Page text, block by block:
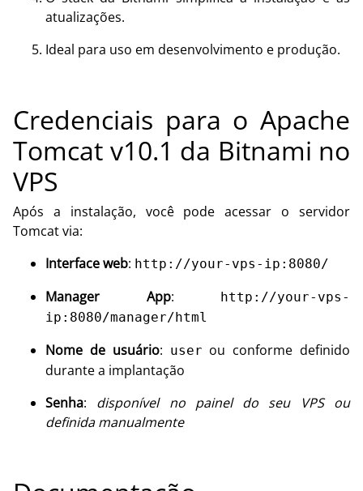
atualizações.
Ideal para uso em desenvolvimento e produção.
Credenciais para o Apache
Tomcat v10.1 da Bitnami no
VPS
Após a instalação, você pode acessar o servidor
Tomcat via:
Interface web: http://your-vps-ip:8080/
Manager App:
http://your-vps-
ip:8080/manager/html
Nome de usuário: user ou conforme definido
durante a implantação
Senha: disponível no painel do seu VPS ou
definida manualmente